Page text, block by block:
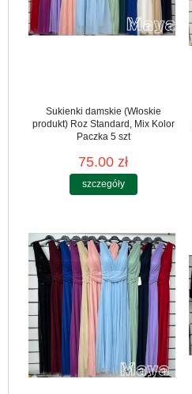
Sukienki damskie (Włoskie
produkt) Roz Standard, Mix Kolor
Paczka 5 szt
75.00 zł
szczegóły